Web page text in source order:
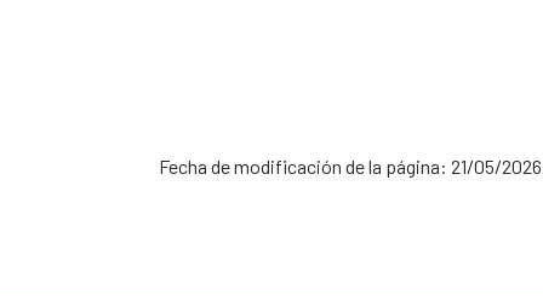
AECID en Perú
Fecha de modificación de la página: 21/05/2026